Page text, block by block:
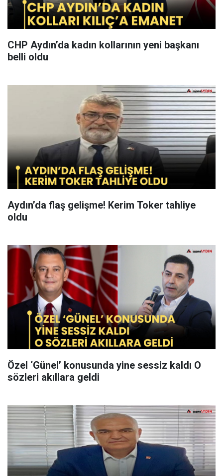
CHP Aydın’da kadın kollarının yeni başkanı
belli oldu
Aydın’da flaş gelişme! Kerim Toker tahliye
oldu
Özel ‘Günel’ konusunda yine sessiz kaldı O
sözleri akıllara geldi